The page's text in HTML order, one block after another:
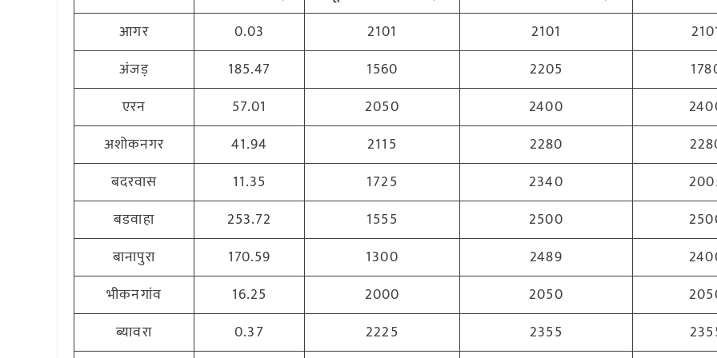
आगर
0.03 2101 2101
अंजड़
185.47 1560 2205
एरन
57.01 2050 2400
अशोकनगर
41.94 2115 2280
बदरवास
11.35 1725 2340
बडवाहा
253.72 1555 2500
बानापुरा
170.59 1300 2489
भीकनगांव
16.25 2000 2050
ब्यावरा
0.37 2225 2355